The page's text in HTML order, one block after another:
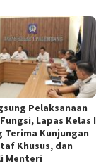
Pelaksanaan
Lapas Kelas I
Terima Kunjungan
Khusus, dan
Menteri